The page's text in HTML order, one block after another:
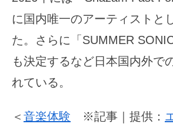
に国内唯一のアーティストと
た。さらに「SUMMER
も決定するなど日本国内外で
れている。
＜ 音楽体験 ※記事｜提供：